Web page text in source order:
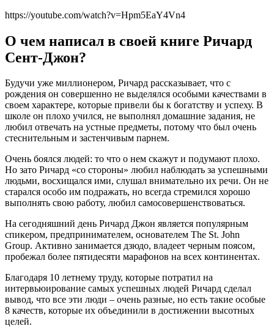
https://youtube.com/watch?v=Hpm5EaY4Vn4
О чем написал в своей книге Ричард
Сент-Джон?
Будучи уже миллионером, Ричард рассказывает, что с
рождения он совершенно не выделялся особыми качествами в
своем характере, которые привели бы к богатству и успеху. В
школе он плохо учился, не выполнял домашние задания, не
любил отвечать на устные предметы, потому что был очень
стеснительным и застенчивым парнем.
Очень боялся людей: то что о нем скажут и подумают плохо.
Но зато Ричард «со стороны» любил наблюдать за успешными
людьми, восхищался ими, слушал внимательно их речи. Он не
старался особо им подражать, но всегда стремился хорошо
выполнять свою работу, любил самосовершенствоваться.
На сегодняшний день Ричард Джон является популярным
спикером, предпринимателем, основателем The St. John
Group. Активно занимается дзюдо, владеет черным поясом,
пробежал более пятидесяти марафонов на всех континентах.
Благодаря 10 летнему труду, которые потратил на
интервьюирование самых успешных людей Ричард сделал
вывод, что все эти люди – очень разные, но есть такие особые
8 качеств, которые их объединили в достижении высотных
целей.